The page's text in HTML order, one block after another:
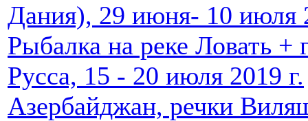
Дания), 29 июня- 10 июля
Рыбалка на реке Ловать +
Русса, 15 - 20 июля 2019 г.
Азербайджан, речки